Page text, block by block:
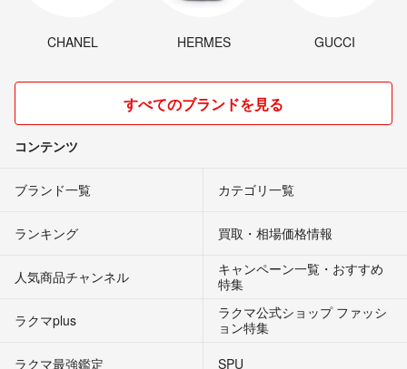
CHANEL HERMES GUCCI
すべてのブランドを見る
コンテンツ
ブランド一覧 カテゴリ一覧
ランキング 買取・相場価格情報
人気商品チャンネル
キャンペーン一覧・おすすめ
特集
ラクマplus
ラクマ公式ショップ ファッシ
ョン特集
ラクマ最強鑑定
SPU